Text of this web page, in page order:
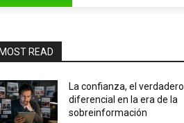
READ
La confianza, el verdadero
diferencial en la era de la
sobreinformación